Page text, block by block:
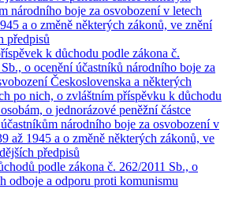
národního boje za osvobození v letech
a o změně některých zákonů, ve znění
předpisů
k důchodu podle zákona č.
o ocenění účastníků národního boje za
Československa a některých
po nich, o zvláštním příspěvku k důchodu
o jednorázové peněžní částce
národního boje za osvobození v
až 1945 a o změně některých zákonů, ve
předpisů
podle zákona č. 262/2011 Sb., o
odboje a odporu proti komunismu